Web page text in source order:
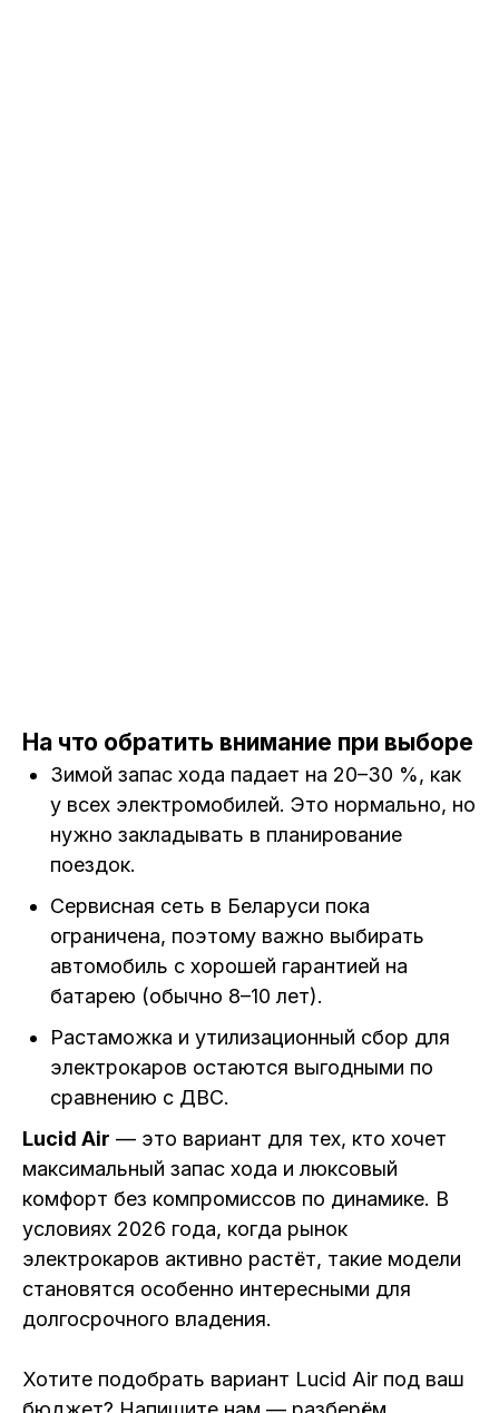
На что обратить внимание при выборе
Зимой запас хода падает на 20–30 %, как
у всех электромобилей. Это нормально, но
нужно закладывать в планирование
поездок.
Сервисная сеть в Беларуси пока
ограничена, поэтому важно выбирать
автомобиль с хорошей гарантией на
батарею (обычно 8–10 лет).
Растаможка и утилизационный сбор для
электрокаров остаются выгодными по
сравнению с ДВС.
Lucid Air — это вариант для тех, кто хочет
максимальный запас хода и люксовый
комфорт без компромиссов по динамике. В
условиях 2026 года, когда рынок
электрокаров активно растёт, такие модели
становятся особенно интересными для
долгосрочного владения.
Хотите подобрать вариант Lucid Air под ваш